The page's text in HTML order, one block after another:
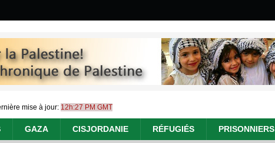
mise à jour: 12h:27 PM GMT
GAZA CISJORDANIE RÉFUGIÉS PRISONNIERS